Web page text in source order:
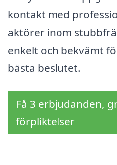
kontakt med
aktörer inom
enkelt och bekvämt
bästa beslutet.
Få 3 erbjudanden,
förpliktelser